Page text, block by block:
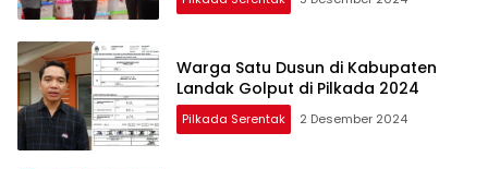
Warga Satu Dusun di Kabupaten
Landak Golput di Pilkada 2024
Pilkada Serentak 2 Desember 2024